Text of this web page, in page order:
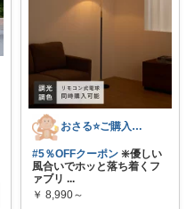
おさる⭐ご購入感謝🐹
#5％OFFクーポン ❇️優しい
風合いでホッと落ち着くフ
ァブリ ...
￥ 8,990～